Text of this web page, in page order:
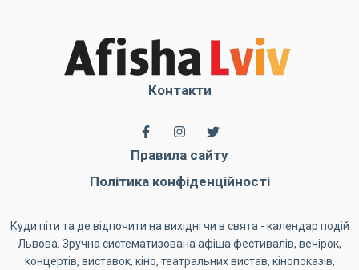
Контакти
Правила сайту
Політика конфіденційності
Куди піти та де відпочити на вихідні чи в свята - календар подій
Львова. Зручна систематизована афіша фестивалів, вечірок,
концертів, виставок, кіно, театральних вистав, кінопоказів,